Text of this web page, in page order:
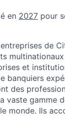
en 2027 pour
de
et
banquiers
des
vaste gamme
monde. Ils